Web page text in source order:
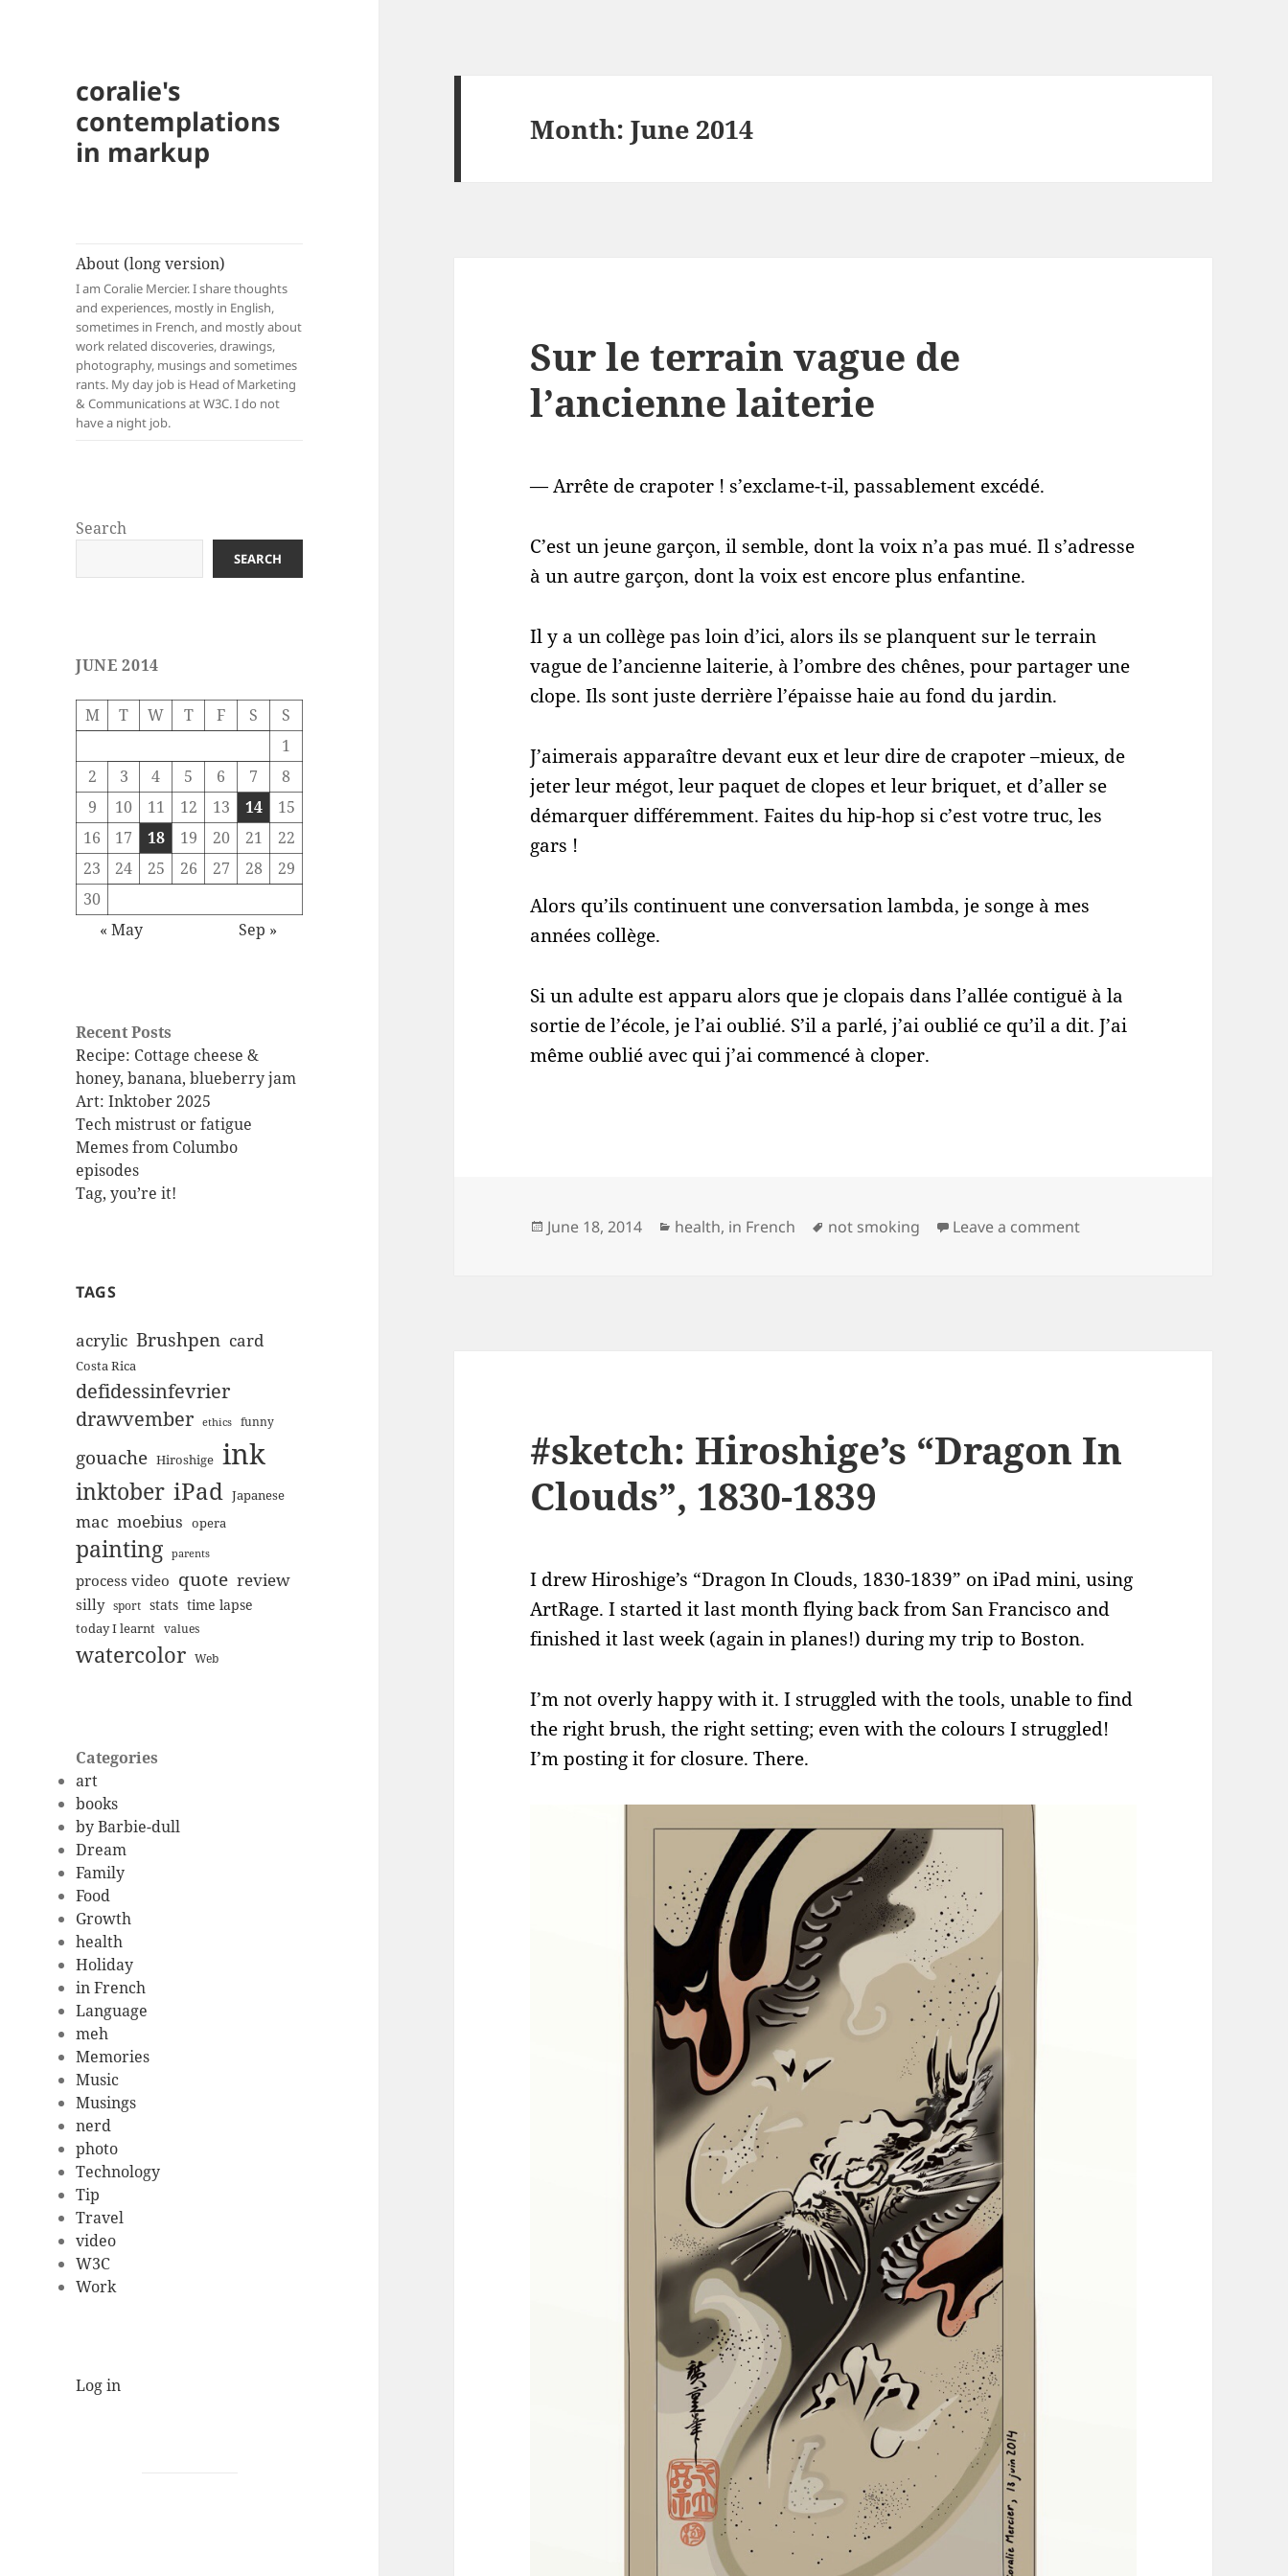
coralie's
contemplations
in markup
About (long version)
I am Coralie Mercier. I share thoughts
and experiences, mostly in English,
sometimes in French, and mostly about
work related discoveries, drawings,
photography, musings and sometimes
rants. My day job is Head of Marketing
& Communications at W3C. I do not
have a night job.
Search
SEARCH
JUNE 2014
M T W T F S
S
1
2
3 4 5 6 7
8
9
10 11 12 13 14
15
16
17 18 19 20 21
22
23
24 25 26 27 28
29
30
« May
Sep »
Recent Posts
Recipe: Cottage cheese &
honey, banana, blueberry jam
Art: Inktober 2025
Tech mistrust or fatigue
Memes from Columbo
episodes
Tag, you’re it!
TAGS
acrylic Brushpen card
Costa Rica
defidessinfevrier
drawvember ethics funny
gouache Hiroshige ink
inktober iPad Japanese
mac moebius opera
painting parents
process video quote review
silly sport stats time lapse
today I learnt values
watercolor Web
Categories
art
books
by Barbie-dull
Dream
Family
Food
Growth
health
Holiday
in French
Language
meh
Memories
Music
Musings
nerd
photo
Technology
Tip
Travel
video
W3C
Work
Log in
Month:June 2014
Sur le terrain vague de
l’ancienne laiterie
— Arrête de crapoter ! s’exclame-t-il, passablement excédé.
C’est un jeune garçon, il semble, dont la voix n’a pas mué. Il s’adresse
à un autre garçon, dont la voix est encore plus enfantine.
Il y a un collège pas loin d’ici, alors ils se planquent sur le terrain
vague de l’ancienne laiterie, à l’ombre des chênes, pour partager une
clope. Ils sont juste derrière l’épaisse haie au fond du jardin.
J’aimerais apparaître devant eux et leur dire de crapoter –mieux, de
jeter leur mégot, leur paquet de clopes et leur briquet, et d’aller se
démarquer différemment. Faites du hip-hop si c’est votre truc, les
gars !
Alors qu’ils continuent une conversation lambda, je songe à mes
années collège.
Si un adulte est apparu alors que je clopais dans l’allée contiguë à la
sortie de l’école, je l’ai oublié. S’il a parlé, j’ai oublié ce qu’il a dit. J’ai
même oublié avec qui j’ai commencé à cloper.
Posted
June 18, 2014 Categories
health, in French Tags
not smoking Leave a commenton Sur le terrain vague de
#sketch: Hiroshige’s “Dragon In
Clouds”, 1830-1839
I drew Hiroshige’s “Dragon In Clouds, 1830-1839” on iPad mini, using
ArtRage. I started it last month flying back from San Francisco and
finished it last week (again in planes!) during my trip to Boston.
I’m not overly happy with it. I struggled with the tools, unable to find
the right brush, the right setting; even with the colours I struggled!
I’m posting it for closure. There.